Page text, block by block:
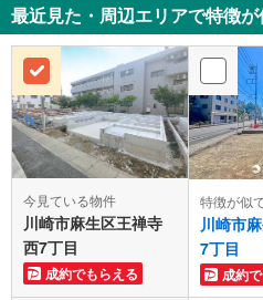
最近見た・周辺エリアで特徴
今見ている物件
川崎市麻生区王禅寺
西7丁目
成約でもらえる
特徴が似
川崎市
7丁目
成約